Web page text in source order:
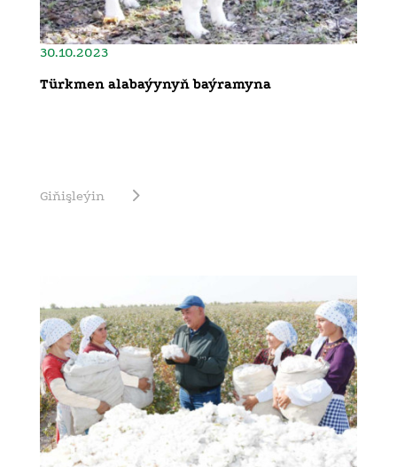
30.10.2023
Türkmen alabaýynyň baýramyna
Giňişleýin